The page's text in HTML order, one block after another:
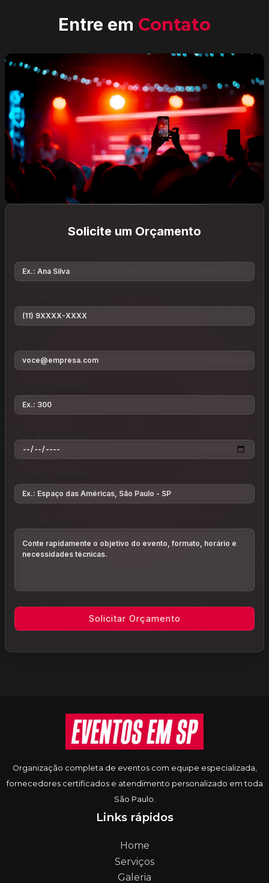
Entre em Contato
Solicite um Orçamento
Informações do rodapé
Organização completa de eventos com equipe especializada,
fornecedores certificados e atendimento personalizado em toda
São Paulo.
Links rápidos
Home
Serviços
Galeria